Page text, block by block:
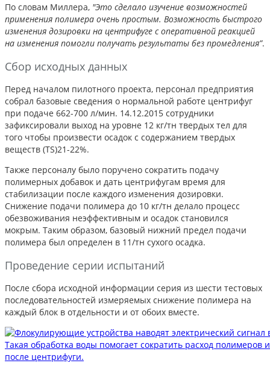
По словам Миллера, "Это сделало изучение возможностей
применения полимера очень простым. Возможность быстрого
изменения дозировки на центрифуге с оперативной реакцией
на изменения помогли получать результаты без промедления”.
Сбор исходных данных
Перед началом пилотного проекта, персонал предприятия
собрал базовые сведения о нормальной работе центрифуг
при подаче 662-700 л/мин. 14.12.2015 сотрудники
зафиксировали выход на уровне 12 кг/тн твердых тел для
того чтобы произвести осадок с содержанием твердых
веществ (TS)21-22%.
Также персоналу было поручено сократить подачу
полимерных добавок и дать центрифугам время для
стабилизации после каждого изменения дозировки.
Снижение подачи полимера до 10 кг/тн делало процесс
обезвоживания неэффективным и осадок становился
мокрым. Таким образом, базовый нижний предел подачи
полимера был определен в 11/тн сухого осадка.
Проведение серии испытаний
После сбора исходной информации серия из шести тестовых
последовательностей измеряемых снижение полимера на
каждый блок в отдельности и от обоих вместе.